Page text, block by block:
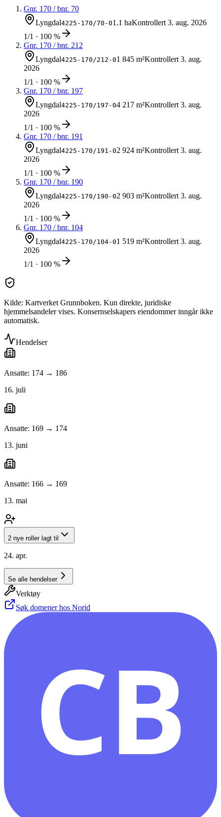
Gnr. 170 / bnr. 70
Lyngdal4225-170/70-01.1 haKontrollert3. aug. 2026
1/1 · 100 %
Gnr. 170 / bnr. 212
Lyngdal4225-170/212-01 845 m²Kontrollert3. aug.
2026
1/1 · 100 %
Gnr. 170 / bnr. 197
Lyngdal4225-170/197-04 217 m²Kontrollert3. aug.
2026
1/1 · 100 %
Gnr. 170 / bnr. 191
Lyngdal4225-170/191-02 924 m²Kontrollert3. aug.
2026
1/1 · 100 %
Gnr. 170 / bnr. 190
Lyngdal4225-170/190-02 903 m²Kontrollert3. aug.
2026
1/1 · 100 %
Gnr. 170 / bnr. 104
Lyngdal4225-170/104-01 519 m²Kontrollert3. aug.
2026
1/1 · 100 %
Kilde: Kartverket Grunnboken. Kun direkte, juridiske
hjemmelsandeler vises. Konsernselskapers eiendommer inngår ikke
automatisk.
Hendelser
Ansatte: 174 → 186
16. juli
Ansatte: 169 → 174
13. juni
Ansatte: 166 → 169
13. mai
2 nye roller lagt til
24. apr.
Se alle hendelser
Verktøy
Søk domener hos Norid
CB